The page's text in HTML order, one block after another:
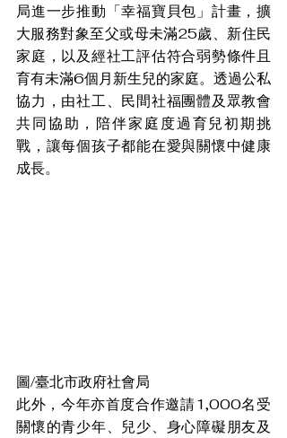
局進一步推動「幸福寶貝包」計畫，擴
大服務對象至父或母未滿25歲、新住民
家庭，以及經社工評估符合弱勢條件且
育有未滿6個月新生兒的家庭。透過公私
協力，由社工、民間社福團體及眾教會
共同協助，陪伴家庭度過育兒初期挑
戰，讓每個孩子都能在愛與關懷中健康
成長。
圖/臺北市政府社會局
此外，今年亦首度合作邀請1,000名受
關懷的青少年、兒少、身心障礙朋友及